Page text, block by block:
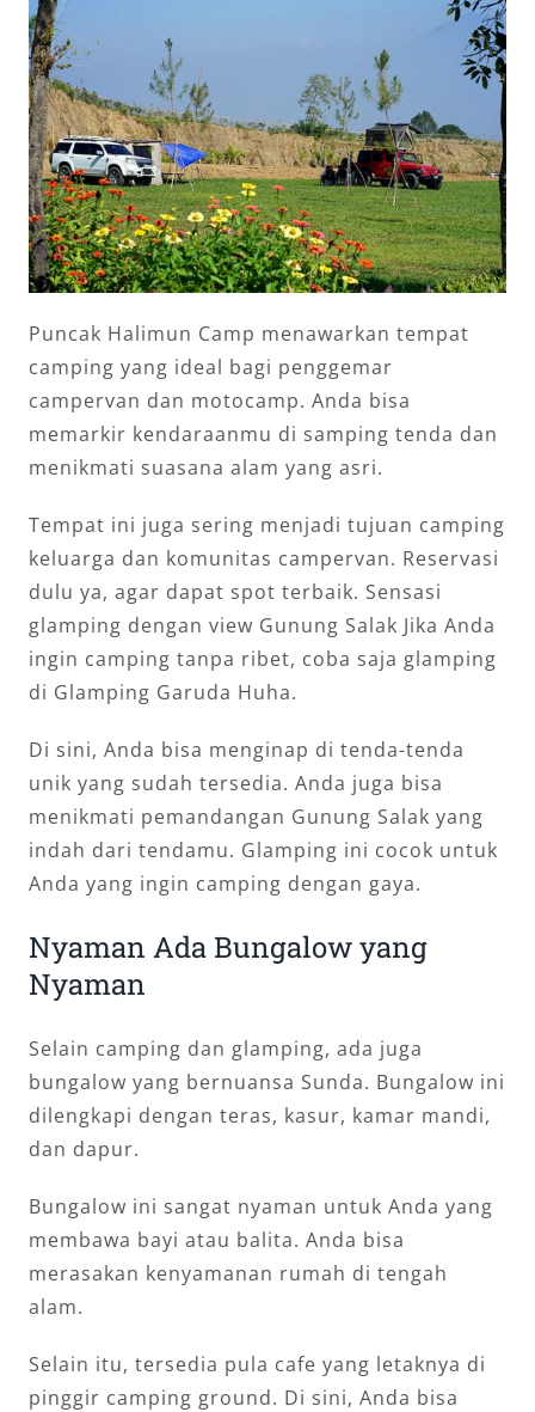
Puncak Halimun Camp menawarkan tempat
camping yang ideal bagi penggemar
campervan dan motocamp. Anda bisa
memarkir kendaraanmu di samping tenda dan
menikmati suasana alam yang asri.
Tempat ini juga sering menjadi tujuan camping
keluarga dan komunitas campervan. Reservasi
dulu ya, agar dapat spot terbaik. Sensasi
glamping dengan view Gunung Salak Jika Anda
ingin camping tanpa ribet, coba saja glamping
di Glamping Garuda Huha.
Di sini, Anda bisa menginap di tenda-tenda
unik yang sudah tersedia. Anda juga bisa
menikmati pemandangan Gunung Salak yang
indah dari tendamu. Glamping ini cocok untuk
Anda yang ingin camping dengan gaya.
Nyaman Ada Bungalow yang
Nyaman
Selain camping dan glamping, ada juga
bungalow yang bernuansa Sunda. Bungalow ini
dilengkapi dengan teras, kasur, kamar mandi,
dan dapur.
Bungalow ini sangat nyaman untuk Anda yang
membawa bayi atau balita. Anda bisa
merasakan kenyamanan rumah di tengah
alam.
Selain itu, tersedia pula cafe yang letaknya di
pinggir camping ground. Di sini, Anda bisa